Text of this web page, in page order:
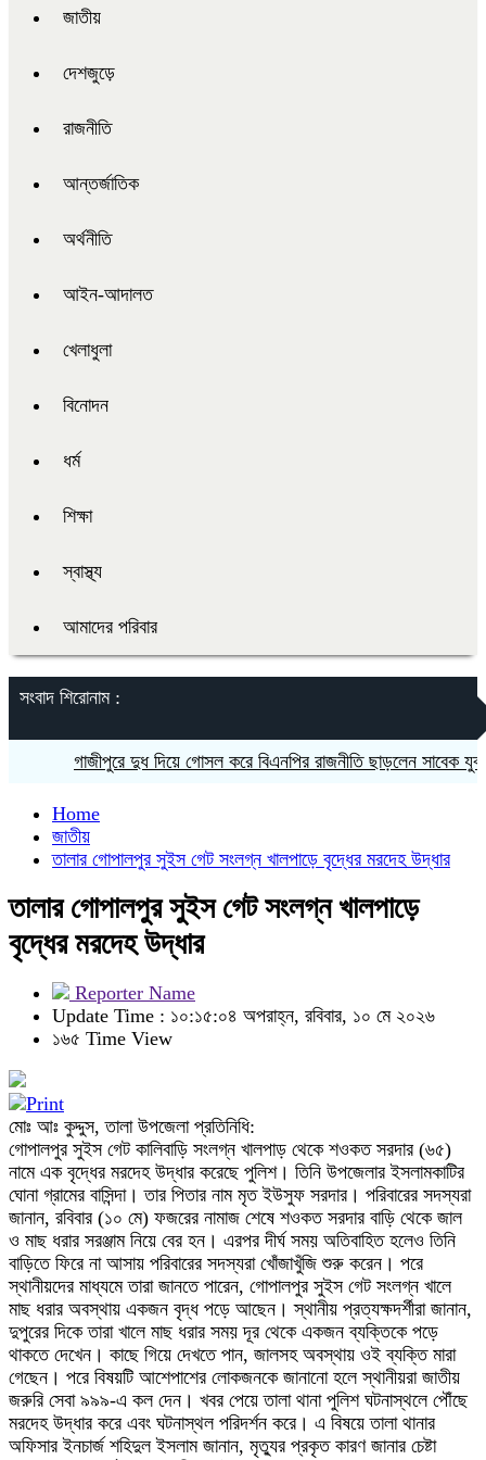
জাতীয়
দেশজুড়ে
রাজনীতি
আন্তর্জাতিক
অর্থনীতি
আইন-আদালত
খেলাধুলা
বিনোদন
ধর্ম
শিক্ষা
স্বাস্থ্য
আমাদের পরিবার
সংবাদ শিরোনাম :
গাজীপুরে দুধ দিয়ে গোসল করে বিএনপির রাজনীতি ছাড়লেন সাবেক যুবদল
Home
জাতীয়
তালার গোপালপুর সুইস গেট সংলগ্ন খালপাড়ে বৃদ্ধের মরদেহ উদ্ধার
তালার গোপালপুর সুইস গেট সংলগ্ন খালপাড়ে
বৃদ্ধের মরদেহ উদ্ধার
Reporter Name
Update Time : ১০:১৫:০৪ অপরাহ্ন, রবিবার, ১০ মে ২০২৬
১৬৫ Time View
মোঃ আঃ কুদ্দুস, তালা উপজেলা প্রতিনিধি:
গোপালপুর সুইস গেট কালিবাড়ি সংলগ্ন খালপাড় থেকে শওকত সরদার (৬৫)
নামে এক বৃদ্ধের মরদেহ উদ্ধার করেছে পুলিশ। তিনি উপজেলার ইসলামকাটির
ঘোনা গ্রামের বাসিন্দা। তার পিতার নাম মৃত ইউসুফ সরদার। পরিবারের সদস্যরা
জানান, রবিবার (১০ মে) ফজরের নামাজ শেষে শওকত সরদার বাড়ি থেকে জাল
ও মাছ ধরার সরঞ্জাম নিয়ে বের হন। এরপর দীর্ঘ সময় অতিবাহিত হলেও তিনি
বাড়িতে ফিরে না আসায় পরিবারের সদস্যরা খোঁজাখুঁজি শুরু করেন। পরে
স্থানীয়দের মাধ্যমে তারা জানতে পারেন, গোপালপুর সুইস গেট সংলগ্ন খালে
মাছ ধরার অবস্থায় একজন বৃদ্ধ পড়ে আছেন। স্থানীয় প্রত্যক্ষদর্শীরা জানান,
দুপুরের দিকে তারা খালে মাছ ধরার সময় দূর থেকে একজন ব্যক্তিকে পড়ে
থাকতে দেখেন। কাছে গিয়ে দেখতে পান, জালসহ অবস্থায় ওই ব্যক্তি মারা
গেছেন। পরে বিষয়টি আশেপাশের লোকজনকে জানানো হলে স্থানীয়রা জাতীয়
জরুরি সেবা ৯৯৯-এ কল দেন। খবর পেয়ে তালা থানা পুলিশ ঘটনাস্থলে পৌঁছে
মরদেহ উদ্ধার করে এবং ঘটনাস্থল পরিদর্শন করে। এ বিষয়ে তালা থানার
অফিসার ইনচার্জ শহিদুল ইসলাম জানান, মৃত্যুর প্রকৃত কারণ জানার চেষ্টা